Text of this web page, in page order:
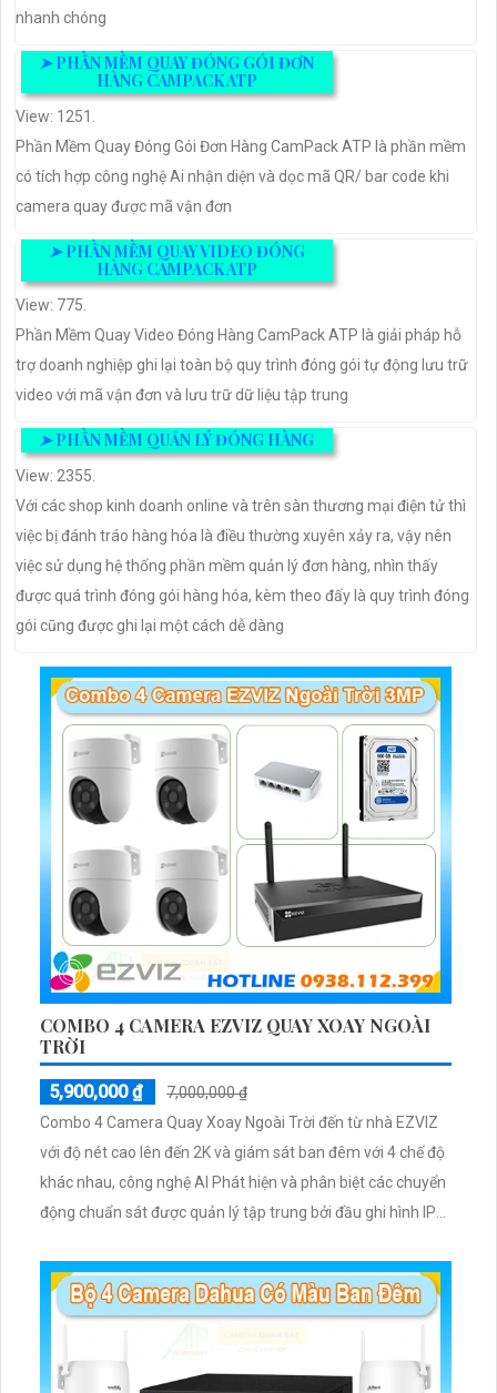
nhanh chóng
➤PHẦN MỀM QUAY ĐÓNG GÓI ĐƠN
HÀNG CAMPACK ATP
View: 1251.
Phần Mềm Quay Đóng Gói Đơn Hàng CamPack ATP là phần mềm
có tích hợp công nghệ Ai nhận diện và dọc mã QR/ bar code khi
camera quay được mã vận đơn
➤PHẦN MỀM QUAY VIDEO ĐÓNG
HÀNG CAMPACK ATP
View: 775.
Phần Mềm Quay Video Đóng Hàng CamPack ATP là giải pháp hỗ
trợ doanh nghiệp ghi lại toàn bộ quy trình đóng gói tự động lưu trữ
video với mã vận đơn và lưu trữ dữ liệu tập trung
➤PHẦN MỀM QUẢN LÝ ĐÓNG HÀNG
View: 2355.
Với các shop kinh doanh online và trên sàn thương mại điện tử thì
việc bị đánh tráo hàng hóa là điều thường xuyên xảy ra, vậy nên
việc sử dụng hệ thống phần mềm quản lý đơn hàng, nhìn thấy
được quá trình đóng gói hàng hóa, kèm theo đấy là quy trình đóng
gói cũng được ghi lại một cách dễ dàng
COMBO 4 CAMERA EZVIZ QUAY XOAY NGOÀI
TRỜI
5,900,000 ₫
7,000,000 ₫
Combo 4 Camera Quay Xoay Ngoài Trời đến từ nhà EZVIZ
với độ nét cao lên đến 2K và giám sát ban đêm với 4 chế độ
khác nhau, công nghệ AI Phát hiện và phân biệt các chuyển
động chuẩn sát được quản lý tập trung bởi đầu ghi hình IP